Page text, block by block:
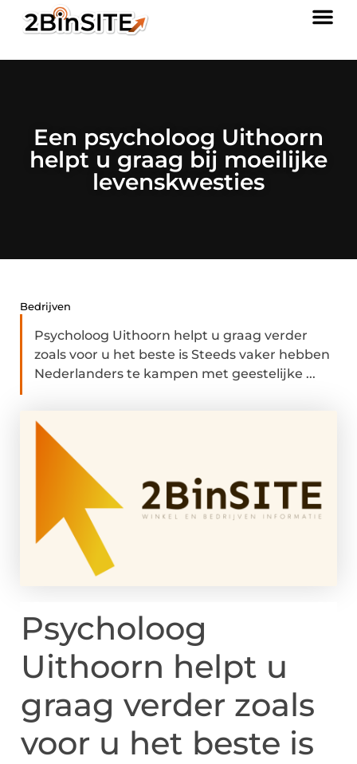
Een psycholoog Uithoorn
helpt u graag bij moeilijke
levenskwesties
Bedrijven
Psycholoog Uithoorn helpt u graag verder
zoals voor u het beste is Steeds vaker hebben
Nederlanders te kampen met geestelijke ...
Psycholoog
Uithoorn helpt u
graag verder zoals
voor u het beste is